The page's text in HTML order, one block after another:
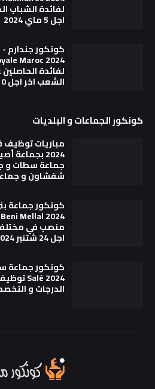
لفائدة الشباب
اجل 5 ماي 2024
كونكور جندارم -
Maroc 2024
لفائدة
الشعب اخر اجل 10 ماي 2024
كونكور الجماعات و البلديات
مباريات
2024
جماعة سطات و
شفشاون و
منصب في مختلف
اجل 24 شتنبر 2024
الدرجات و التخصصات اخر